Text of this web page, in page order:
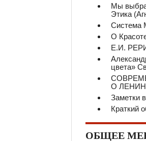
Мы
Этика
Система
О
Е.И.
цвета»
О
Заметки
Краткий
ОБЩЕЕ